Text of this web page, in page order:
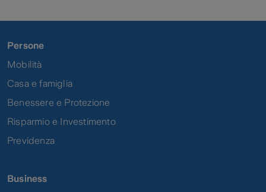
Persone
Mobilità
Casa e famiglia
Benessere e Protezione
Risparmio e Investimento
Previdenza
Business